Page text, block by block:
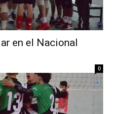
en el Nacional
0